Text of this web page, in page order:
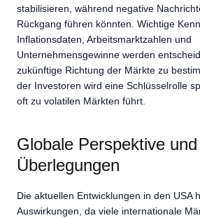
stabilisieren, während negative
Rückgang führen könnten. Wichtige
Inflationsdaten, Arbeitsmarktzahlen und
Unternehmensgewinne werden
zukünftige Richtung der Märkte zu
der Investoren wird eine Schlüsselrolle
oft zu volatilen Märkten führt.
Globale Perspektive
Überlegungen
Die aktuellen Entwicklungen in den USA
Auswirkungen, da viele internationale